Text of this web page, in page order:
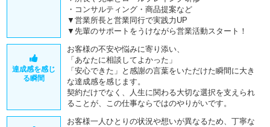
・コンサルティング・商品提案など
▼営業所長と営業同行で実践力UP
▼先輩のサポートをうけながら営業活動スタート！
達成感を感じ
る瞬間
お客様の不安や悩みに寄り添い、
「あなたに相談してよかった」
「安心できた」と感謝の言葉をいただけた瞬間に大き
な達成感を感じます。
契約だけでなく、人生に関わる大切な選択を支えられ
ることが、この仕事ならではのやりがいです。
お客様一人ひとりの状況や想いが異なるため、丁寧な